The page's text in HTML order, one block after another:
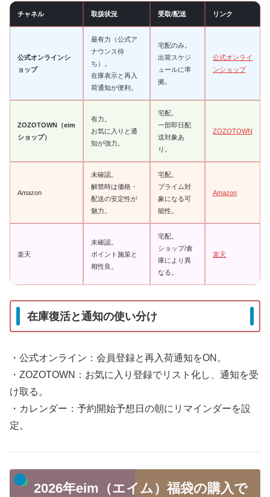
チャネル 取扱状況 受取/配送 リンク
公式オンラインシ
ョップ
最有力（公式ア
ナウンス待
ち）。
在庫表示と再入
荷通知が便利。
宅配のみ。
出荷スケジ
ュールに準
拠。
公式オンライ
ンショップ
ZOZOTOWN（eim
ショップ）
有力。
お気に入りと通
知が強力。
宅配。
一部即日配
送対象あ
り。
ZOZOTOWN
Amazon
未確認。
解禁時は価格・
配送の安定性が
魅力。
宅配。
プライム対
象になる可
能性。
Amazon
楽天
未確認。
ポイント施策と
相性良。
宅配。
ショップ/倉
庫により異
なる。
楽天
在庫復活と通知の使い分け
・公式オンライン：会員登録と再入荷通知をON。
・ZOZOTOWN：お気に入り登録でリスト化し、通知を受
け取る。
・カレンダー：予約開始予想日の朝にリマインダーを設
定。
2026年eim（エイム）福袋の購入で